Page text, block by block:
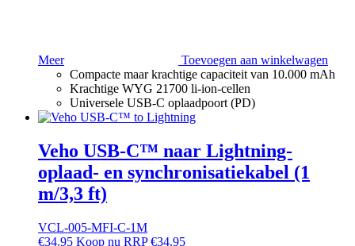
Meer
Toevoegen aan winkelwagen
Compacte maar krachtige capaciteit van 10.000 mAh
Krachtige WYG 21700 li-ion-cellen
Universele USB-C oplaadpoort (PD)
Veho USB-C™ naar Lightning-
oplaad- en synchronisatiekabel (1
m/3,3 ft)
VCL-005-MFI-C-1M
€34.95 RRP€34.95